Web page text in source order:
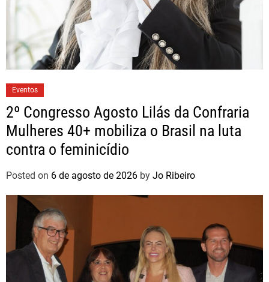
Eventos
2º Congresso Agosto Lilás da Confraria
Mulheres 40+ mobiliza o Brasil na luta
contra o feminicídio
Posted on 6 de agosto de 2026 by Jo Ribeiro